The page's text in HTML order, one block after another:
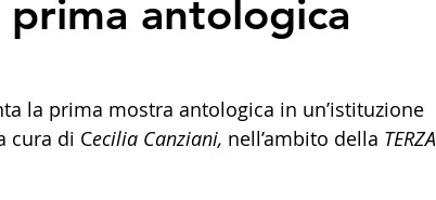
antologica
la prima mostra antologica in un’istituzione
cura di Cecilia Canziani, nell’ambito della TERZA